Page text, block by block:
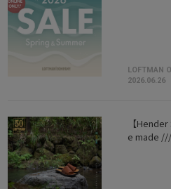
LOFTMAN
2026.06.26
【
e made ///